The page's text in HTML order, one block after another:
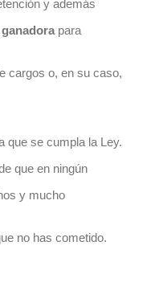
y además
para
cargos o, en su caso,
que se cumpla la Ley.
que en ningún
y mucho
no has cometido.